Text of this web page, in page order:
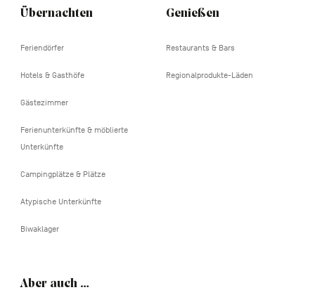
Übernachten
Feriendörfer
Hotels & Gasthöfe
Gästezimmer
Ferienunterkünfte & möblierte
Unterkünfte
Campingplätze & Plätze
Atypische Unterkünfte
Biwaklager
Genießen
Restaurants & Bars
Regionalprodukte-Läden
Aber auch …